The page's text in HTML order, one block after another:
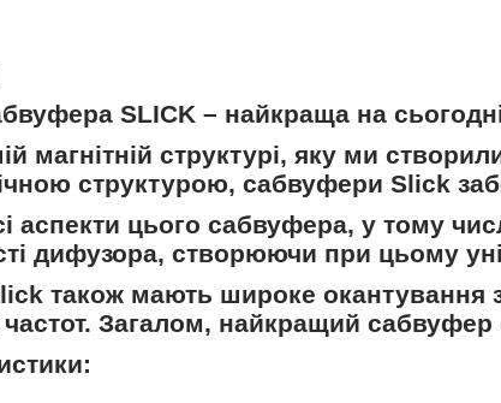
SLICK – найкраща на
магнітній структурі, яку ми
структурою, сабвуфери Slick
аспекти цього сабвуфера, у тому
дифузора, створюючи при цьому
також мають широке окантування
Загалом, найкращий